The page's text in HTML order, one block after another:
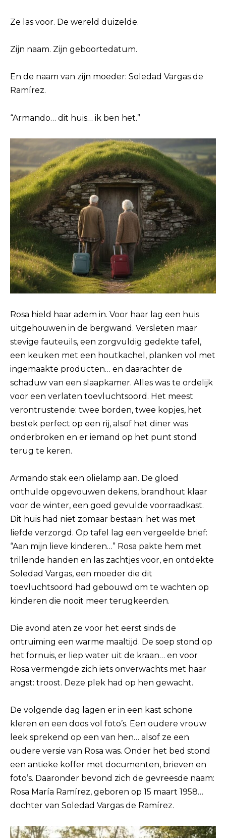
Ze las voor. De wereld duizelde.
Zijn naam. Zijn geboortedatum.
En de naam van zijn moeder: Soledad Vargas de
Ramírez.
“Armando… dit huis… ik ben het.”
Rosa hield haar adem in. Voor haar lag een huis
uitgehouwen in de bergwand. Versleten maar
stevige fauteuils, een zorgvuldig gedekte tafel,
een keuken met een houtkachel, planken vol met
ingemaakte producten… en daarachter de
schaduw van een slaapkamer. Alles was te ordelijk
voor een verlaten toevluchtsoord. Het meest
verontrustende: twee borden, twee kopjes, het
bestek perfect op een rij, alsof het diner was
onderbroken en er iemand op het punt stond
terug te keren.
Armando stak een olielamp aan. De gloed
onthulde opgevouwen dekens, brandhout klaar
voor de winter, een goed gevulde voorraadkast.
Dit huis had niet zomaar bestaan: het was met
liefde verzorgd. Op tafel lag een vergeelde brief:
“Aan mijn lieve kinderen…” Rosa pakte hem met
trillende handen en las zachtjes voor, en ontdekte
Soledad Vargas, een moeder die dit
toevluchtsoord had gebouwd om te wachten op
kinderen die nooit meer terugkeerden.
Die avond aten ze voor het eerst sinds de
ontruiming een warme maaltijd. De soep stond op
het fornuis, er liep water uit de kraan… en voor
Rosa vermengde zich iets onverwachts met haar
angst: troost. Deze plek had op hen gewacht.
De volgende dag lagen er in een kast schone
kleren en een doos vol foto’s. Een oudere vrouw
leek sprekend op een van hen… alsof ze een
oudere versie van Rosa was. Onder het bed stond
een antieke koffer met documenten, brieven en
foto’s. Daaronder bevond zich de gevreesde naam:
Rosa María Ramírez, geboren op 15 maart 1958…
dochter van Soledad Vargas de Ramírez.